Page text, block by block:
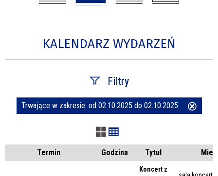
KALENDARZ WYDARZEŃ
Filtry
Szukana fraza
Kategoria
Trwające w zakresie: od 02.10.2025 do 02.10.2025
Termin Godzina Tytuł
Koncert z